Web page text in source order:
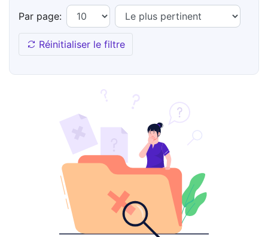
Par page:
Réinitialiser le filtre